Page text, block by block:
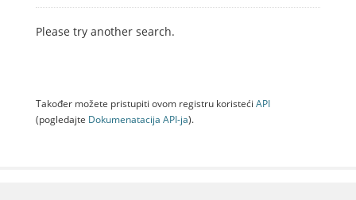
Please try another search.
Također možete pristupiti ovom registru koristeći API
(pogledajte Dokumenаtаcijа API-jа).